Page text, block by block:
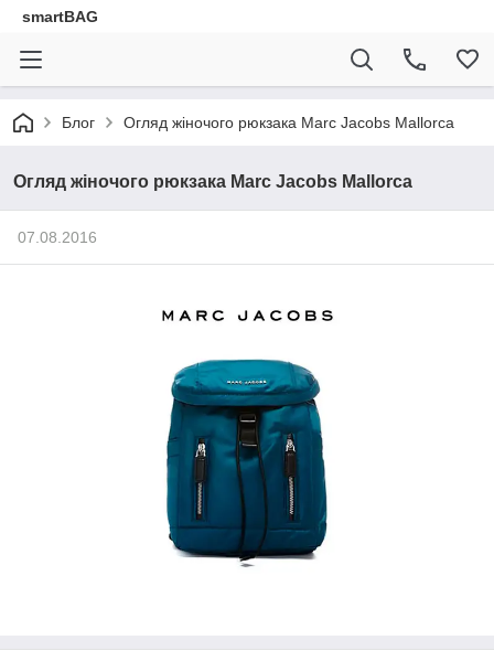
smartBAG
Блог Огляд жіночого рюкзака Marc Jacobs Mallorca
Огляд жіночого рюкзака Marc Jacobs Mallorca
07.08.2016